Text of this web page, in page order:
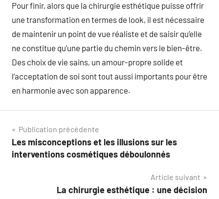
Pour finir, alors que la chirurgie esthétique puisse offrir
une transformation en termes de look, il est nécessaire
de maintenir un point de vue réaliste et de saisir qu’elle
ne constitue qu’une partie du chemin vers le bien-être.
Des choix de vie sains, un amour-propre solide et
l’acceptation de soi sont tout aussi importants pour être
en harmonie avec son apparence.
Navigation
de
Publication précédente
Les misconceptions et les illusions sur les
interventions cosmétiques déboulonnés
Article suivant
La chirurgie esthétique : une décision